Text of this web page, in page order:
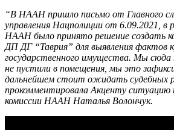
“В НААН пришло письмо от Главного
управления Нацполиции от 6.09.2021, в
НААН было принято решение создать
ДП ДГ “Таврия” для выявления фактов
государственного имущества. Мы сюда
не пустили в помещения, мы это
дальнейшем стоит ожидать судебных
прокомментировала Акценту ситуацию
комиссии НААН Наталья Волончук.